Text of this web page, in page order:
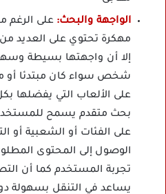
الواجهة والبحث:
مهكرة تحتوي على العديد من
إلا أن واجهتها بسيطة
شخص سواء كان مبتدئا أو
على الألعاب التي يفضلها
بحث متقدم يسمح
على الفئات أو الشعبية أو
الوصول إلى المحتوى
تجربة المستخدم كما أن
يساعد في التنقل بسهولة